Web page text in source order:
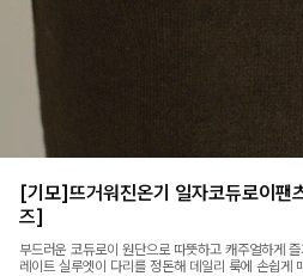
[기모]뜨거워진온기 일자코듀로이팬
즈]
부드러운 코듀로이 원단으로 따뜻하고 캐주얼하게
레이트 실루엣이 다리를 정돈해 데일리 룩에 손쉽게